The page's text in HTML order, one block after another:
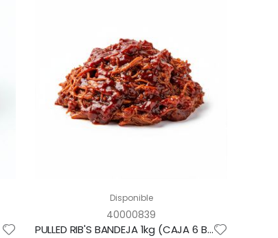
Disponible
40000839
PULLED RIB'S BANDEJA 1kg (CAJA 6 BANDEJAS)